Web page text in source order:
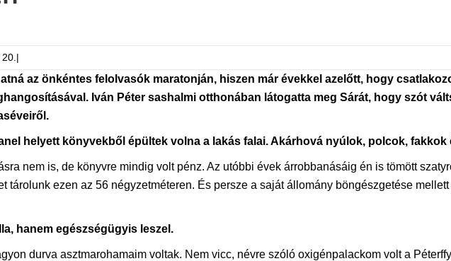
|
az önkéntes felolvasók maratonján, hiszen már évekkel azelőtt, hogy
Iván Péter sashalmi otthonában látogatta meg Sárát, hogy szót
helyett könyvekből épültek volna a lakás falai. Akárhová nyúlok, polcok,
nem is, de könyvre mindig volt pénz. Az utóbbi évek árrobbanásáig én is tömött
tárolunk ezen az 56 négyzetméteren. És persze a saját állomány böngészgetése
hanem egészségügyis leszel.
durva asztmarohamaim voltak. Nem vicc, névre szóló oxigénpalackom volt a